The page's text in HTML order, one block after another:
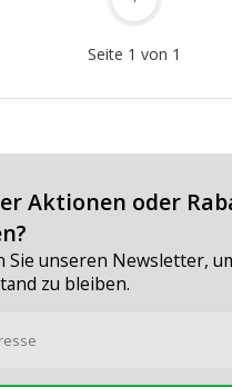
Seite 1 von 1
Aktionen oder
Sie unseren Newsletter,
zu bleiben.